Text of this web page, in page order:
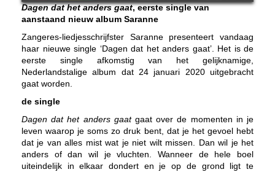
Dagen dat het anders gaat, eerste single van
aanstaand nieuw album Saranne
Zangeres-liedjesschrijfster Saranne presenteert vandaag
haar nieuwe single ‘Dagen dat het anders gaat’. Het is de
eerste single afkomstig van het gelijknamige,
Nederlandstalige album dat 24 januari 2020 uitgebracht
gaat worden.
de single
Dagen dat het anders gaatgaat over de momenten in je
leven waarop je soms zo druk bent, dat je het gevoel hebt
dat je van alles mist wat je niet wilt missen. Dan wil je het
anders of dan wil je vluchten. Wanneer de hele boel
uiteindelijk in elkaar dondert en je op de grond ligt te